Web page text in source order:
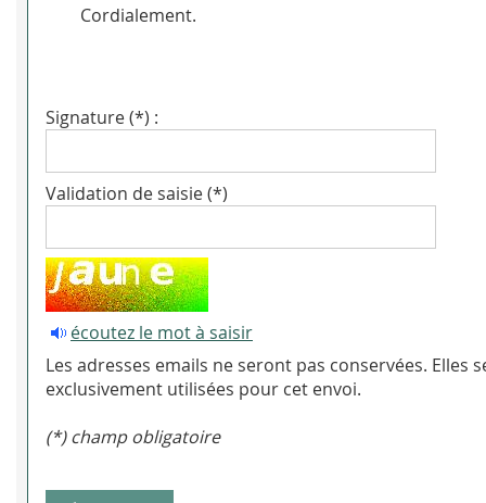
Cordialement.
Signature (*) :
Validation de saisie (*)
écoutez le mot à saisir
Les adresses emails ne seront pas conservées. Elles
exclusivement utilisées pour cet envoi.
(*) champ obligatoire